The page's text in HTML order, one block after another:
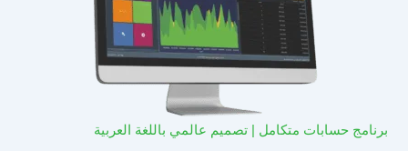
برنامج حسابات متكامل | تصميم عالمي باللغة العربية